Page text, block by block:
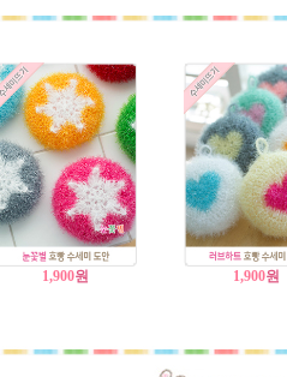
1,900원 1,900원